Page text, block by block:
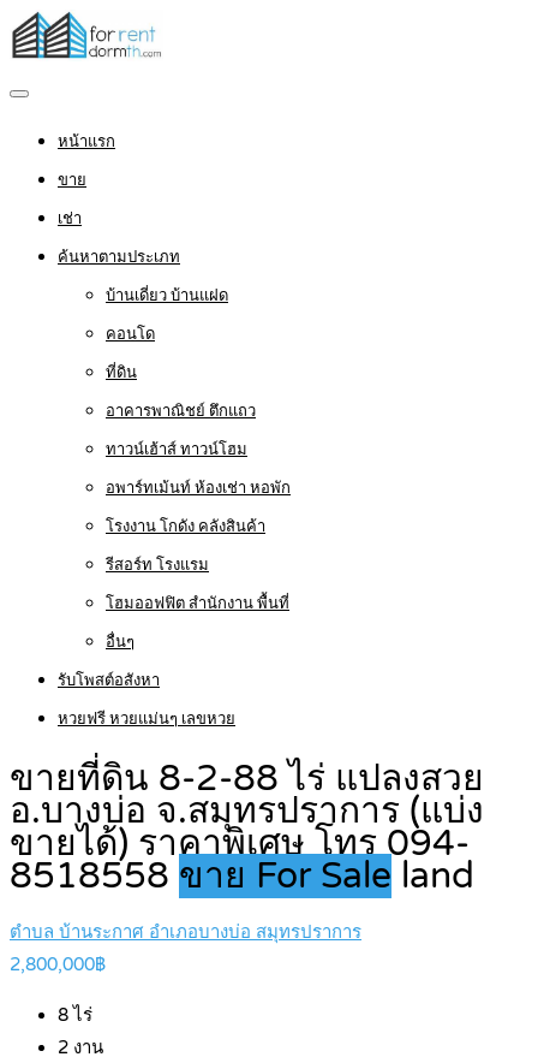
หน้าแรก
ขาย
เช่า
ค้นหาตามประเภท
บ้านเดี่ยว บ้านแฝด
คอนโด
ที่ดิน
อาคารพาณิชย์ ตึกแถว
ทาวน์เฮ้าส์ ทาวน์โฮม
อพาร์ทเม้นท์ ห้องเช่า หอพัก
โรงงาน โกดัง คลังสินค้า
รีสอร์ท โรงแรม
โฮมออฟฟิต สำนักงาน พื้นที่
อื่นๆ
รับโพสต์อสังหา
หวยฟรี หวยแม่นๆ เลขหวย
ขายที่ดิน 8-2-88 ไร่ แปลงสวย
อ.บางบ่อ จ.สมุทรปราการ (แบ่ง
ขายได้) ราคาพิเศษ โทร 094-
8518558 ขาย For Sale land
ตำบล บ้านระกาศ อำเภอบางบ่อ สมุทรปราการ
2,800,000฿
8ไร่
2 งาน